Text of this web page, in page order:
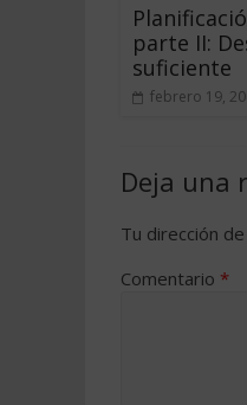
parte II:
suficiente
febrero 19,
Deja una
Tu dirección
Comentario *